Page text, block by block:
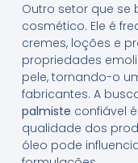
Outro setor que se
cosmético. Ele é
cremes, loções e
propriedades
pele, tornando-o
fabricantes. A
palmiste confiável
qualidade dos
óleo pode